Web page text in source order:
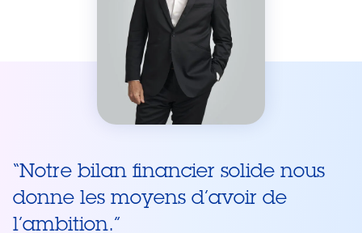
“Notre bilan financier solide nous
donne les moyens d’avoir de
l’ambition.”